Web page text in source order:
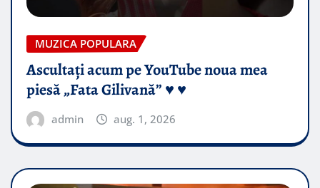
MUZICA POPULARA
Ascultați acum pe YouTube noua mea
piesă „Fata Gilivană” ♥️ ♥️
admin aug. 1, 2026